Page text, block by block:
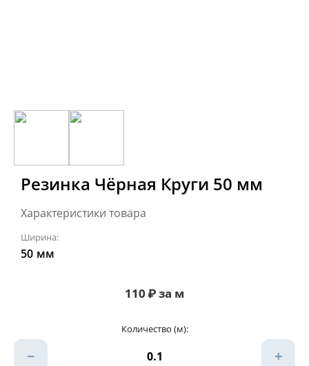
Резинка Чёрная Круги 50 мм
Характеристики товара
Ширина:
50 мм
110₽за м
Количество (м):
− +